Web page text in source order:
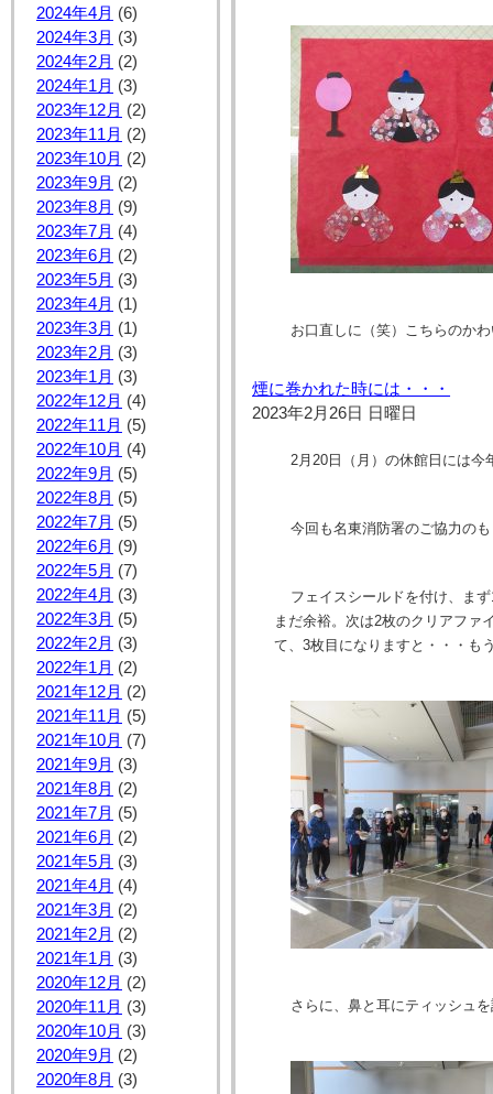
2024年4月 (6)
2024年3月 (3)
2024年2月 (2)
2024年1月 (3)
2023年12月 (2)
2023年11月 (2)
2023年10月 (2)
2023年9月 (2)
2023年8月 (9)
2023年7月 (4)
2023年6月 (2)
2023年5月 (3)
2023年4月 (1)
2023年3月 (1)
2023年2月 (3)
2023年1月 (3)
2022年12月 (4)
2022年11月 (5)
2022年10月 (4)
2022年9月 (5)
2022年8月 (5)
2022年7月 (5)
2022年6月 (9)
2022年5月 (7)
2022年4月 (3)
2022年3月 (5)
2022年2月 (3)
2022年1月 (2)
2021年12月 (2)
2021年11月 (5)
2021年10月 (7)
2021年9月 (3)
2021年8月 (2)
2021年7月 (5)
2021年6月 (2)
2021年5月 (3)
2021年4月 (4)
2021年3月 (2)
2021年2月 (2)
2021年1月 (3)
2020年12月 (2)
2020年11月 (3)
2020年10月 (3)
2020年9月 (2)
2020年8月 (3)
お口直しに（笑）こちらのか
煙に巻かれた時には・・・
2023年2月26日 日曜日
2月20日（月）の休館日には今
今回も名東消防署のご協力の
フェイスシールドを付け、ま
まだ余裕。次は2枚のクリアファ
て、3枚目になりますと・・・も
さらに、鼻と耳にティッシュ